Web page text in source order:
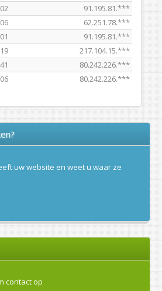
91.195.81.***
62.251.78.***
91.195.81.***
217.104.15.***
80.242.226.***
80.242.226.***
uw website en weet u waar ze
contact op